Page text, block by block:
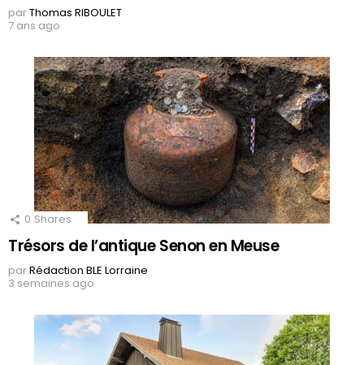
parThomas RIBOULET
7 ans ago
0 Shares
Trésors de l’antique Senon en Meuse
parRédaction BLE Lorraine
3 semaines ago